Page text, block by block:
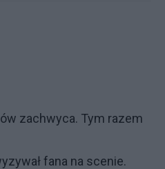
zachwyca. Tym razem
fana na scenie.